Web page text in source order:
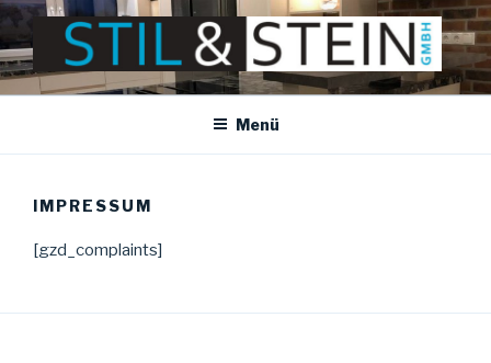
Zum
Inhalt
springen
STIL STEIN
Stil & Stein GmbH
Menü
IMPRESSUM
[gzd_complaints]